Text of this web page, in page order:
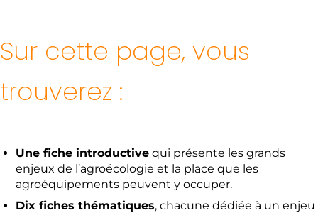
Sur cette page, vous
trouverez :
Une fiche introductive qui présente les grands
enjeux de l’agroécologie et la place que les
agroéquipements peuvent y occuper.
Dix fiches thématiques, chacune dédiée à un enjeu